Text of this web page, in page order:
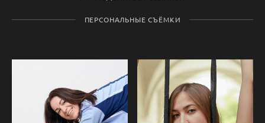
ПЕРСОНАЛЬНЫЕ СЪЁМКИ